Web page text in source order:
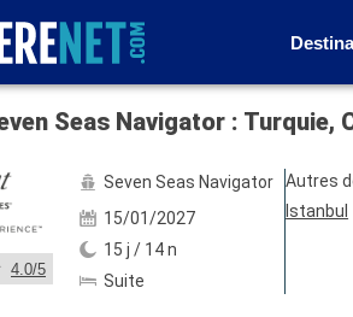
photos
Seas Navigator : Turquie,
4.0/5
Seven Seas Navigator
15/01/2027
15 j / 14 n
Suite
Autres
Istanbul